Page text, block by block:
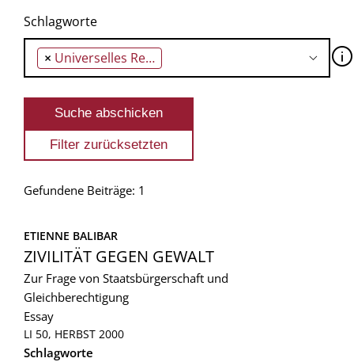
Schlagworte
× Universelles Recht auf Politik 🛈
Gefundene Beiträge: 1
ETIENNE BALIBAR
ZIVILITÄT GEGEN GEWALT
Zur Frage von Staatsbürgerschaft und
Gleichberechtigung
Essay
LI 50, HERBST 2000
Schlagworte